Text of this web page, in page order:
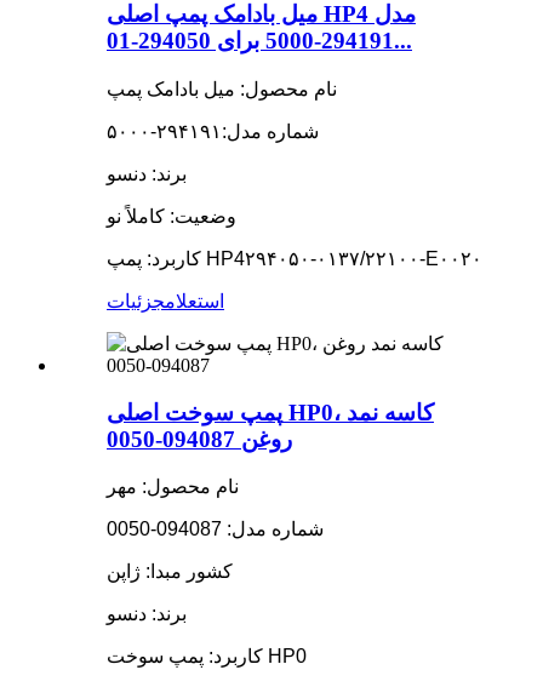
میل بادامک پمپ اصلی HP4 مدل
294191-5000 برای 294050-01...
نام محصول: میل بادامک پمپ
شماره مدل: ۲۹۴۱۹۱-۵۰۰۰
برند: دنسو
وضعیت: کاملاً نو
کاربرد: پمپ HP4۲۹۴۰۵۰-۰۱۳۷/۲۲۱۰۰-E۰۰۲۰
استعلامجزئیات
پمپ سوخت اصلی HP0، کاسه نمد
روغن 094087-0050
نام محصول: مهر
شماره مدل: 094087-0050
کشور مبدا: ژاپن
برند: دنسو
کاربرد: پمپ سوخت HP0